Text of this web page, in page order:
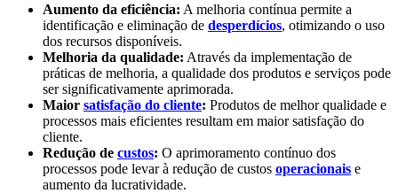
Aumento da eficiência: A melhoria contínua permite a
identificação e eliminação de desperdícios, otimizando o uso
dos recursos disponíveis.
Melhoria da qualidade: Através da implementação de
práticas de melhoria, a qualidade dos produtos e serviços pode
ser significativamente aprimorada.
Maior satisfação do cliente: Produtos de melhor qualidade e
processos mais eficientes resultam em maior satisfação do
cliente.
Redução de custos: O aprimoramento contínuo dos
processos pode levar à redução de custos operacionais e
aumento da lucratividade.